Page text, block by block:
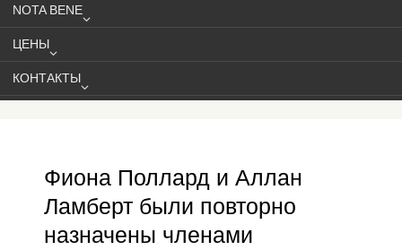
NOTA BENE
ЦЕНЫ
КОНТАКТЫ
Фиона Поллард и Аллан
Ламберт были повторно
назначены членами